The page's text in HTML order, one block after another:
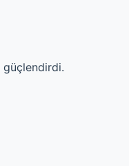
güçlendirdi.